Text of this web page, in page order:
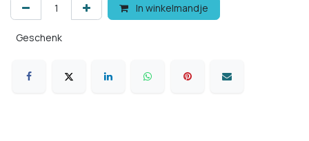
In winkelmandje
Geschenk